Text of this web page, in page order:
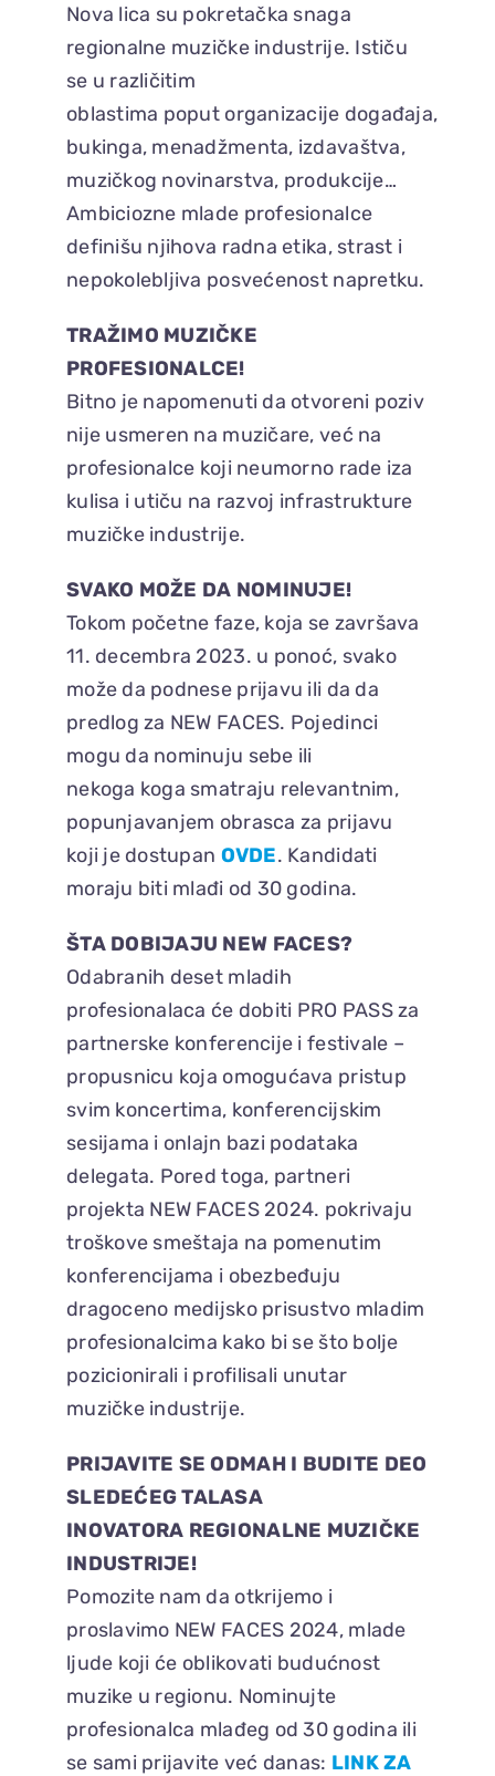
Nova lica su pokretačka snaga
regionalne muzičke industrije. Ističu
se u različitim
oblastima poput organizacije događaja,
bukinga, menadžmenta, izdavaštva,
muzičkog novinarstva, produkcije…
Ambiciozne mlade profesionalce
definišu njihova radna etika, strast i
nepokolebljiva posvećenost napretku.
TRAŽIMO MUZIČKE
PROFESIONALCE!
Bitno je napomenuti da otvoreni poziv
nije usmeren na muzičare, već na
profesionalce koji neumorno rade iza
kulisa i utiču na razvoj infrastrukture
muzičke industrije.
SVAKO MOŽE DA NOMINUJE!
Tokom početne faze, koja se završava
11. decembra 2023. u ponoć, svako
može da podnese prijavu ili da da
predlog za NEW FACES. Pojedinci
mogu da nominuju sebe ili
nekoga koga smatraju relevantnim,
popunjavanjem obrasca za prijavu
koji je dostupan OVDE. Kandidati
moraju biti mlađi od 30 godina.
ŠTA DOBIJAJU NEW FACES?
Odabranih deset mladih
profesionalaca će dobiti PRO PASS za
partnerske konferencije i festivale –
propusnicu koja omogućava pristup
svim koncertima, konferencijskim
sesijama i onlajn bazi podataka
delegata. Pored toga, partneri
projekta NEW FACES 2024. pokrivaju
troškove smeštaja na pomenutim
konferencijama i obezbeđuju
dragoceno medijsko prisustvo mladim
profesionalcima kako bi se što bolje
pozicionirali i profilisali unutar
muzičke industrije.
PRIJAVITE SE ODMAH I BUDITE DEO
SLEDEĆEG TALASA
INOVATORA REGIONALNE MUZIČKE
INDUSTRIJE!
Pomozite nam da otkrijemo i
proslavimo NEW FACES 2024, mlade
ljude koji će oblikovati budućnost
muzike u regionu. Nominujte
profesionalca mlađeg od 30 godina ili
se sami prijavite već danas: LINK ZA